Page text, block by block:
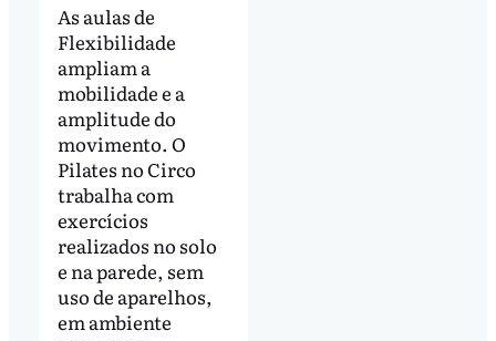
As aulas de
Flexibilidade
ampliam a
mobilidade e a
amplitude do
movimento. O
Pilates no Circo
trabalha com
exercícios
realizados no solo
e na parede, sem
uso de aparelhos,
em ambiente